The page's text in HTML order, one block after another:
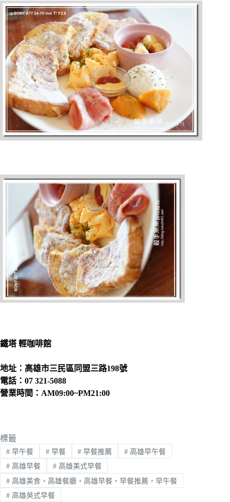
鐵塔 輕咖啡館
地址：高雄市三民區同盟三路198號
電話：07 321-5088
營業時間：AM09:00~PM21:00
標籤
#早午餐 #早餐 # 早餐推薦 # 高雄早午餐
#高雄早餐 #高雄美式早餐
#高雄美食，高雄餐廳，高雄早餐，早餐推薦，早午餐
#高雄英式早餐